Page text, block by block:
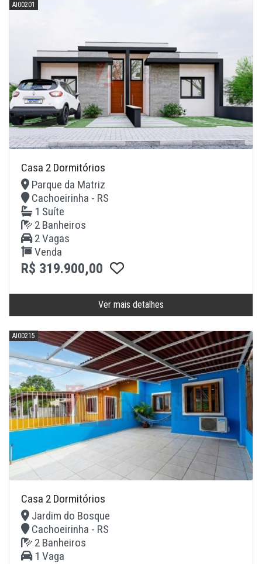
AI00201
Casa 2 Dormitórios
Parque da Matriz
Cachoeirinha - RS
1 Suíte
2 Banheiros
2 Vagas
Venda
R$ 319.900,00
Ver mais detalhes
AI00215
Casa 2 Dormitórios
Jardim do Bosque
Cachoeirinha - RS
2 Banheiros
1 Vaga